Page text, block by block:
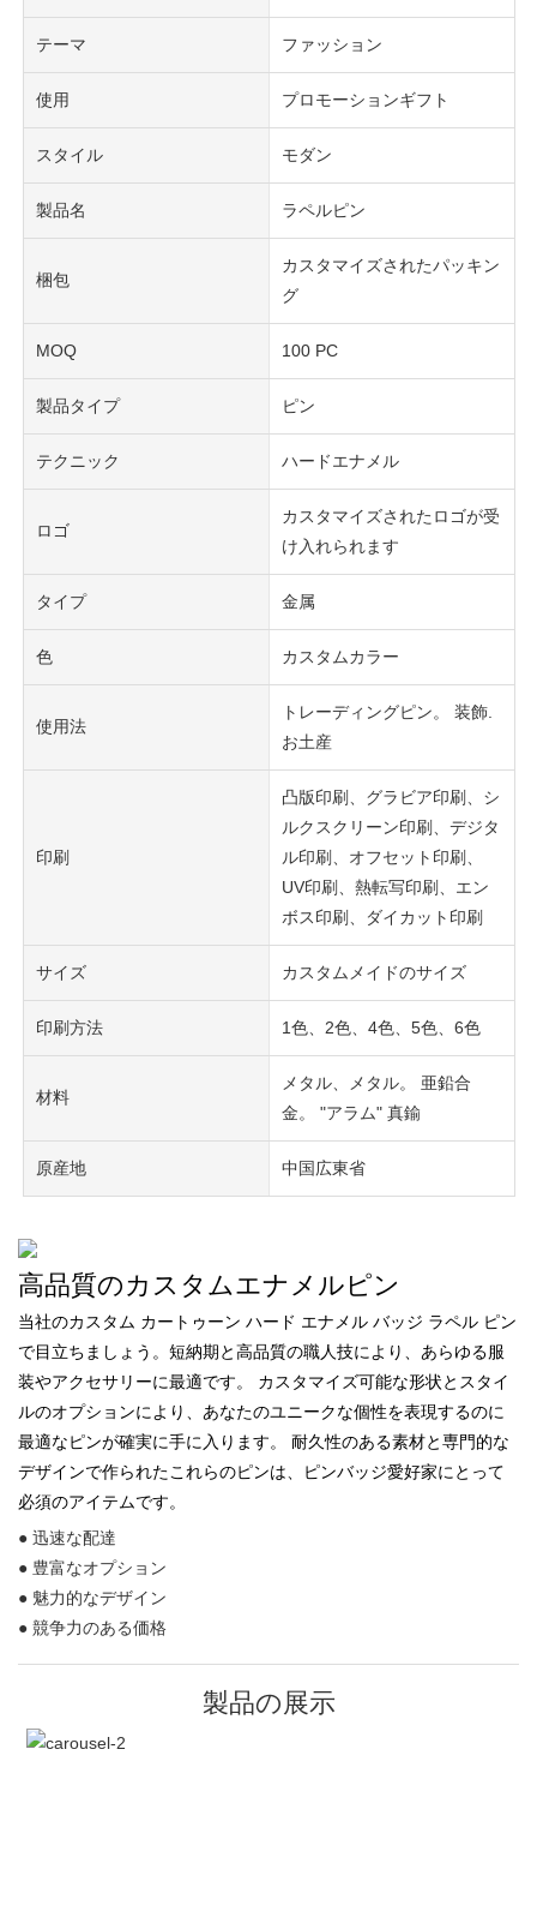
テーマ ファッション
使用 プロモーションギフト
スタイル モダン
製品名 ラペルピン
梱包
カスタマイズされたパッキン
グ
MOQ 100 PC
製品タイプ ピン
テクニック ハードエナメル
ロゴ
カスタマイズされたロゴが受
け入れられます
タイプ 金属
色 カスタムカラー
使用法
トレーディングピン。 装飾.
お土産
印刷
凸版印刷、グラビア印刷、シ
ルクスクリーン印刷、デジタ
ル印刷、オフセット印刷、
UV印刷、熱転写印刷、エン
ボス印刷、ダイカット印刷
サイズ カスタムメイドのサイズ
印刷方法 1色、2色、4色、5色、6色
材料
メタル、メタル。 亜鉛合
金。 "アラム" 真鍮
原産地 中国広東省
高品質のカスタムエナメルピン
当社のカスタム カートゥーン ハード エナメル バッジ ラペル ピン
で目立ちましょう。短納期と高品質の職人技により、あらゆる服
装やアクセサリーに最適です。 カスタマイズ可能な形状とスタイ
ルのオプションにより、あなたのユニークな個性を表現するのに
最適なピンが確実に手に入ります。 耐久性のある素材と専門的な
デザインで作られたこれらのピンは、ピンバッジ愛好家にとって
必須のアイテムです。
● 迅速な配達
● 豊富なオプション
● 魅力的なデザイン
● 競争力のある価格
製品の展示